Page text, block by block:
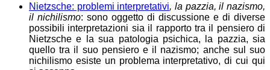
Nietzsche: problemi interpretativi, la pazzia, il nazismo,
il nichilismo: sono oggetto di discussione e di diverse
possibili interpretazioni sia il rapporto tra il pensiero di
Nietzsche e la sua patologia psichica, la pazzia, sia
quello tra il suo pensiero e il nazismo; anche sul suo
nichilismo esiste un problema interpretativo, di cui qui